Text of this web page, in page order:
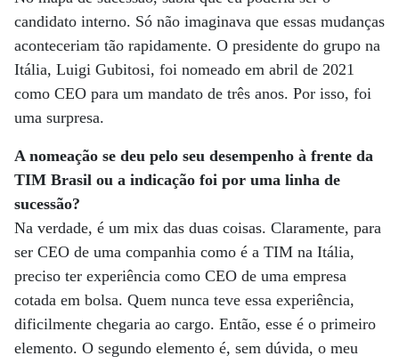
candidato interno. Só não imaginava que essas mudanças
aconteceriam tão rapidamente. O presidente do grupo na
Itália, Luigi Gubitosi, foi nomeado em abril de 2021
como CEO para um mandato de três anos. Por isso, foi
uma surpresa.
A nomeação se deu pelo seu desempenho à frente da
TIM Brasil ou a indicação foi por uma linha de
sucessão?
Na verdade, é um mix das duas coisas. Claramente, para
ser CEO de uma companhia como é a TIM na Itália,
preciso ter experiência como CEO de uma empresa
cotada em bolsa. Quem nunca teve essa experiência,
dificilmente chegaria ao cargo. Então, esse é o primeiro
elemento. O segundo elemento é, sem dúvida, o meu